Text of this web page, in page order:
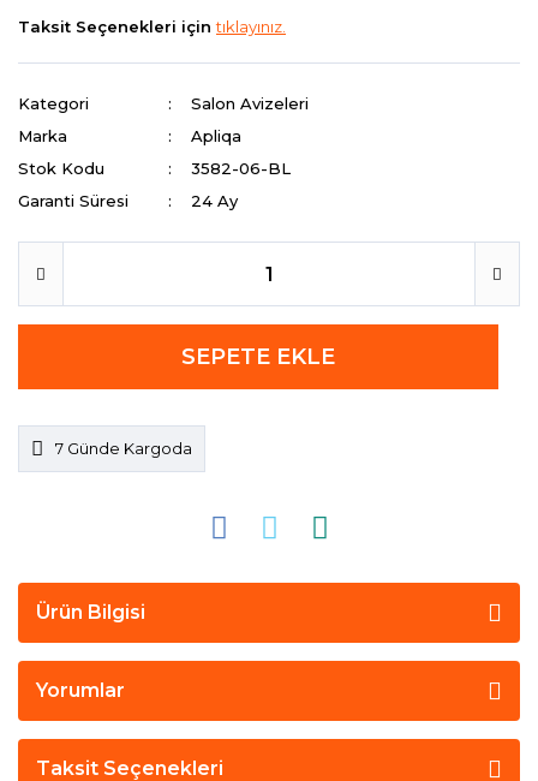
Taksit Seçenekleri içintıklayınız.
Kategori
Salon Avizeleri
Marka
Apliqa
Stok Kodu
3582-06-BL
Garanti Süresi
24 Ay
SEPETE EKLE
7 Günde Kargoda
Ürün Bilgisi
Yorumlar
Taksit Seçenekleri